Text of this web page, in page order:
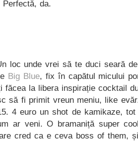
Perfectă, da.
loc unde vrei să te duci seară
Big Blue, fix în capătul micului
făcea la libera inspirație cocktail
să fi primit vreun meniu, like
4 euro un shot de kamikaze,
ar veni. O bramaniță super
cred ca e ceva boss of them,